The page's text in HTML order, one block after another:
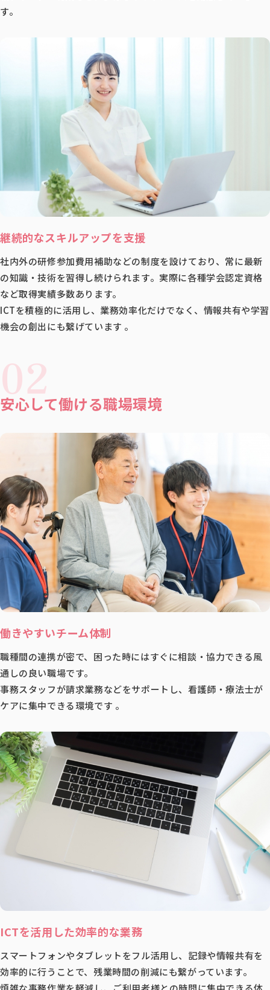
す。
継続的なスキルアップを支援
社内外の研修参加費用補助などの制度を設けており、常に最新
の知識・技術を習得し続けられます。実際に各種学会認定資格
など取得実績多数あります。
ICTを積極的に活用し、業務効率化だけでなく、情報共有や学習
機会の創出にも繋げています 。
02
安心して働ける職場環境
働きやすいチーム体制
職種間の連携が密で、困った時にはすぐに相談・協力できる風
通しの良い職場です。
事務スタッフが請求業務などをサポートし、看護師・療法士が
ケアに集中できる環境です 。
ICTを活用した効率的な業務
スマートフォンやタブレットをフル活用し、記録や情報共有を
効率的に行うことで、残業時間の削減にも繋がっています。